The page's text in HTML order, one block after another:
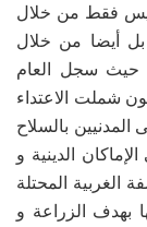
ليس فقط من خلال
بل أيضا من خلال
حيث سجل العام
شملت الاعتداء
بالسلاح
الدينية و
الغربية المحتلة
بهدف الزراعة و